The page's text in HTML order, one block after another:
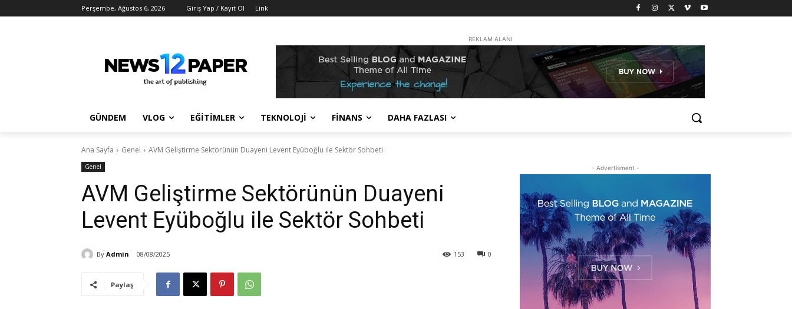
Perşembe, Ağustos 6, 2026 Giriş Yap / Kayıt Ol Link
REKLAM ALANI
GÜNDEM VLOG EĞİTİMLER TEKNOLOJİ FİNANS DAHA FAZLASI
Ana Sayfa Genel AVM Geliştirme Sektörünün Duayeni Levent Eyüboğlu ile Sektör Sohbeti
Genel
AVM Geliştirme Sektörünün Duayeni
Levent Eyüboğlu ile Sektör Sohbeti
By Admin 08/08/2025 0
153
Paylaş
- Advertisment -